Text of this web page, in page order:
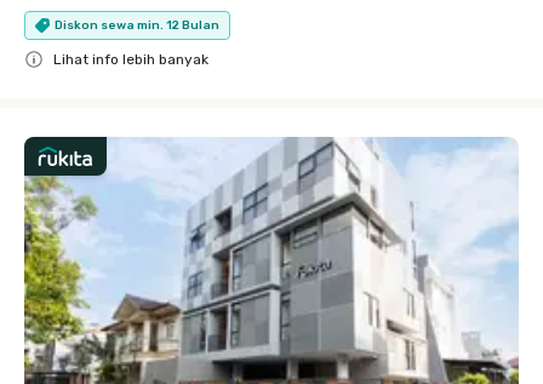
Diskon sewa min. 12 Bulan
Lihat info lebih banyak